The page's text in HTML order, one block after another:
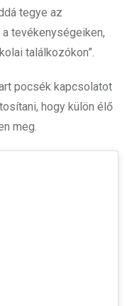
tegye az
tevékenységeiken,
találkozókon”.
pocsék kapcsolatot
hogy külön élő
meg.